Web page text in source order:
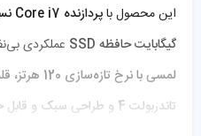
این محصول با
گیگابایت حافظه SSD
عملکردی
لمسی با نرخ
تاندربولت 4 و طراحی سبک و قابل حمل